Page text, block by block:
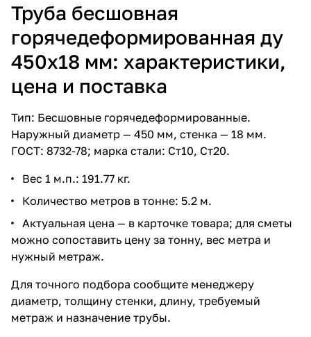
Труба бесшовная
горячедеформированная ду
450х18 мм: характеристики,
цена и поставка
Тип: Бесшовные горячедеформированные.
Наружный диаметр — 450 мм, стенка — 18 мм.
ГОСТ: 8732-78; марка стали: Ст10, Ст20.
Вес 1 м.п.: 191.77 кг.
Количество метров в тонне: 5.2 м.
Актуальная цена — в карточке товара; для сметы
можно сопоставить цену за тонну, вес метра и
нужный метраж.
Для точного подбора сообщите менеджеру
диаметр, толщину стенки, длину, требуемый
метраж и назначение трубы.